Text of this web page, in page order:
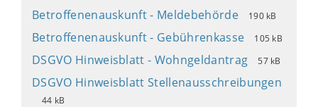
Betroffenenauskunft - Meldebehörde 190 kB
Betroffenenauskunft - Gebührenkasse 105 kB
DSGVO Hinweisblatt - Wohngeldantrag 57 kB
DSGVO Hinweisblatt Stellenausschreibungen
44 kB